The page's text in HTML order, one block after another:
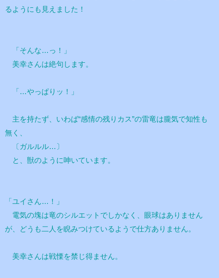
るようにも見えました！
「そんな…っ！」
美幸さんは絶句します。
「…やっぱりッ！」
主を持たず、いわば“感情の残りカス”の雷竜は朧気で知性も
無く、
〔ガルルル…〕
と、獣のように呻いています。
「ユイさん…！」
電気の塊は竜のシルエットでしかなく、眼球はありません
が、どうも二人を睨みつけているようで仕方ありません。
美幸さんは戦慄を禁じ得ません。